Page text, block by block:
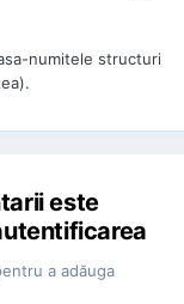
numitele structuri
este
a adăuga